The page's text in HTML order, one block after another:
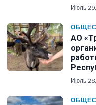
Июль
АО
Июль